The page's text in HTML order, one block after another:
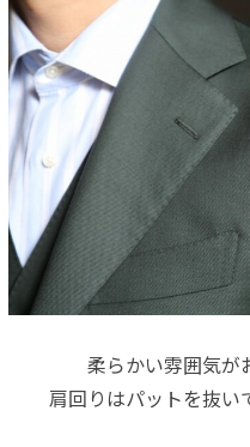
柔らかい雰囲気が
肩回りはパットを抜い